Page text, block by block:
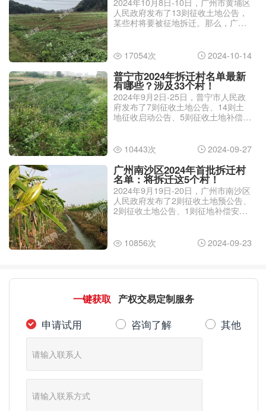
2024年10月8日-10日，广州市黄埔区
人民政府发布了13则征收土地公告，
某些村将要被征地拆迁。那么，广州
 17054次  2024-10-14
普宁市2024年拆迁村名单最新
有哪些？涉及33个村！
2024年9月2日-25日，普宁市人民政
府发布了7则征收土地公告、14则土
地征收启动公告、5则征收土地补偿安
最新有哪些？这里由农交网小编介
绍。
 10443次  2024-09-27
广州南沙区2024年首批拆迁村
名单：将拆迁这5个村！
2024年9月19日-20日，广州市南沙区
人民政府发布了2则征收土地预公告、
2则征收土地公告、1则征地补偿安置
大家跟着农交网小编一起看看吧。
 10856次  2024-09-23
一键获取 产权交易定制服务
申请试用 咨询了解 其他